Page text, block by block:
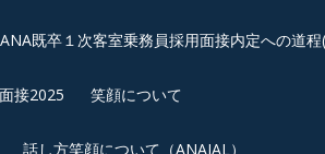
既卒１次客室乗務員採用面接内定への道程
接2025 笑顔について
話し方笑顔について（ANAJAL）